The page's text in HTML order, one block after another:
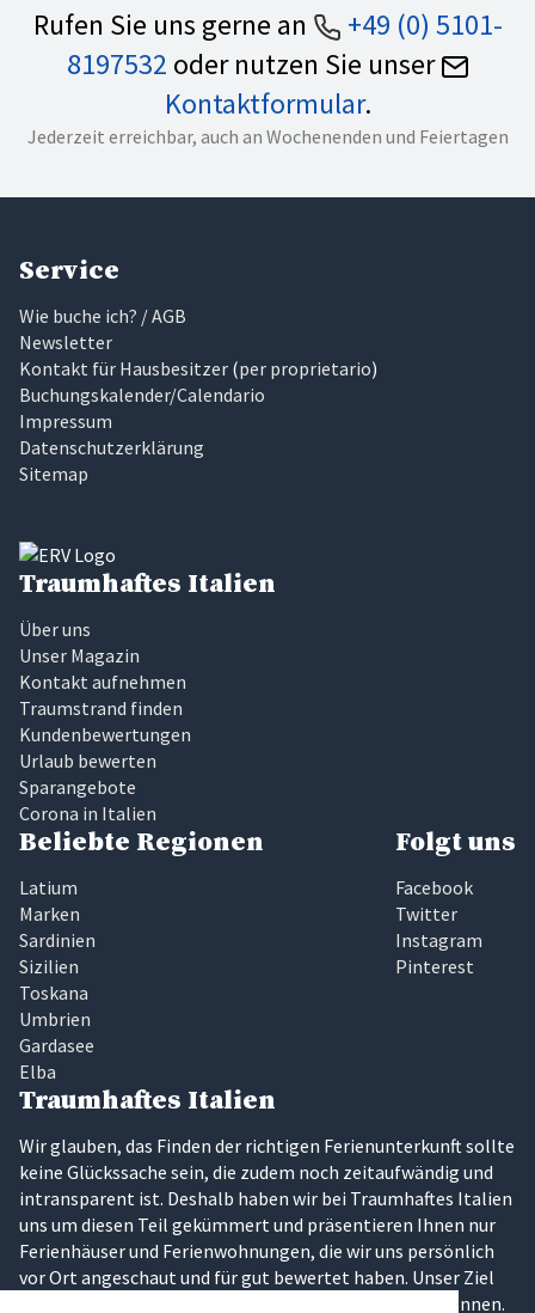
Rufen Sie uns gerne an
+49 (0) 5101-
8197532 oder nutzen Sie unser
Kontaktformular.
Jederzeit erreichbar, auch an Wochenenden und Feiertagen
Service
Wie buche ich? / AGB
Newsletter
Kontakt für Hausbesitzer (per proprietario)
Buchungskalender/Calendario
Impressum
Datenschutzerklärung
Sitemap
Traumhaftes Italien
Über uns
Unser Magazin
Kontakt aufnehmen
Traumstrand finden
Kundenbewertungen
Urlaub bewerten
Sparangebote
Corona in Italien
Beliebte Regionen
Latium
Marken
Sardinien
Sizilien
Toskana
Umbrien
Gardasee
Elba
Folgt uns
Facebook
Twitter
Instagram
Pinterest
Traumhaftes Italien
Wir glauben, das Finden der richtigen Ferienunterkunft sollte
keine Glückssache sein, die zudem noch zeitaufwändig und
intransparent ist. Deshalb haben wir bei Traumhaftes Italien
uns um diesen Teil gekümmert und präsentieren Ihnen nur
Ferienhäuser und Ferienwohnungen, die wir uns persönlich
vor Ort angeschaut und für gut bewertet haben. Unser Ziel
ist es, dass Sie Ihren Traumurlaub in Italien erleben können.